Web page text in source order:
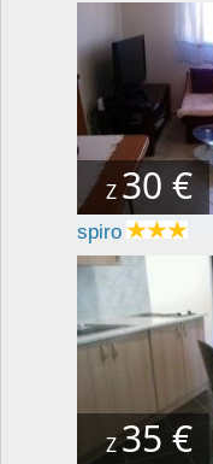
Z 30 €
spiro
Z35 €